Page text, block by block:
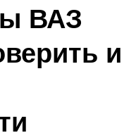
ВАЗ
и